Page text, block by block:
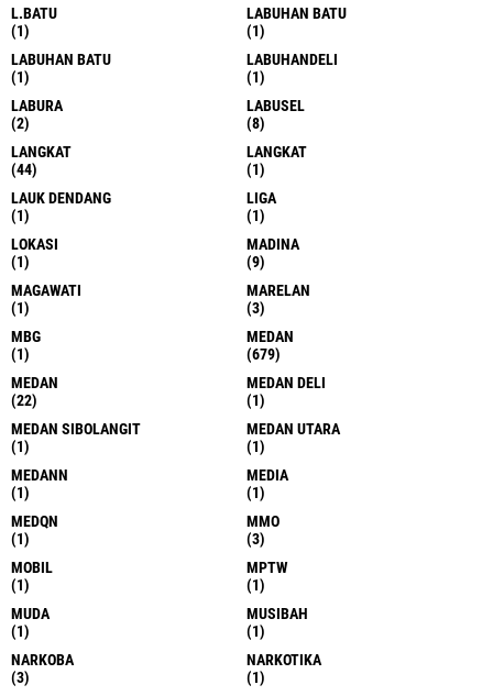
L.BATU
(1)
LABUHAN BATU
(1)
LABUHAN BATU
(1)
LABUHANDELI
(1)
LABURA
(2)
LABUSEL
(8)
LANGKAT
(44)
LANGKAT
(1)
LAUK DENDANG
(1)
LIGA
(1)
LOKASI
(1)
MADINA
(9)
MAGAWATI
(1)
MARELAN
(3)
MBG
(1)
MEDAN
(679)
MEDAN
(22)
MEDAN DELI
(1)
MEDAN SIBOLANGIT
(1)
MEDAN UTARA
(1)
MEDANN
(1)
MEDIA
(1)
MEDQN
(1)
MMO
(3)
MOBIL
(1)
MPTW
(1)
MUDA
(1)
MUSIBAH
(1)
NARKOBA
(3)
NARKOTIKA
(1)